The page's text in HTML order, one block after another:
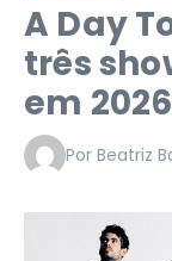
A Day
três
em 2026
Por Beatriz